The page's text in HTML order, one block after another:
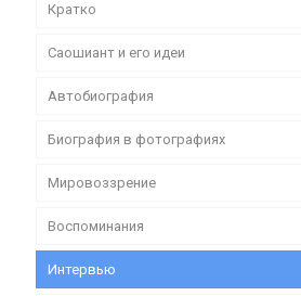
Кратко
Саошиант и его идеи
Автобиография
Биография в фотографиях
Мировоззрение
Воспоминания
Интервью